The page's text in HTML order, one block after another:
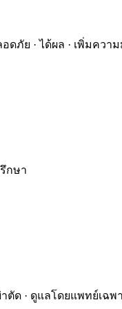
ดภัย · ได้ผล · เพิ่มควา
กษา
ตัด · ดูแลโดยแพทย์เฉพ